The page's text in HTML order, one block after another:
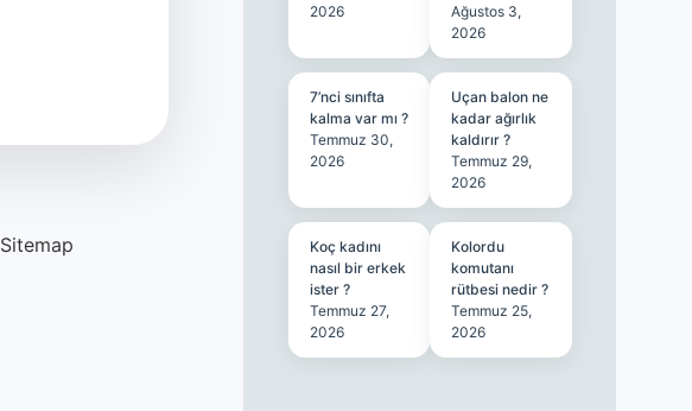
Sitemap
2026
Ağustos 3,
2026
7’nci sınıfta
kalma var mı ?
Temmuz 30,
2026
Uçan balon ne
kadar ağırlık
kaldırır ?
Temmuz 29,
2026
Koç kadını
nasıl bir erkek
ister ?
Temmuz 27,
2026
Kolordu
komutanı
rütbesi nedir ?
Temmuz 25,
2026